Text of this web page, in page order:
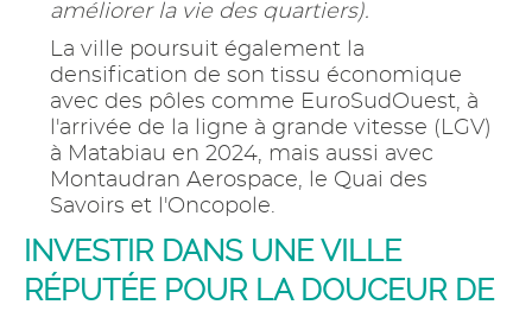
améliorer la vie des quartiers).
La ville poursuit également la
densification de son tissu économique
avec des pôles comme EuroSudOuest, à
l'arrivée de la ligne à grande vitesse (LGV)
à Matabiau en 2024, mais aussi avec
Montaudran Aerospace, le Quai des
Savoirs et l'Oncopole.
INVESTIR DANS UNE VILLE
RÉPUTÉE POUR LA DOUCEUR DE